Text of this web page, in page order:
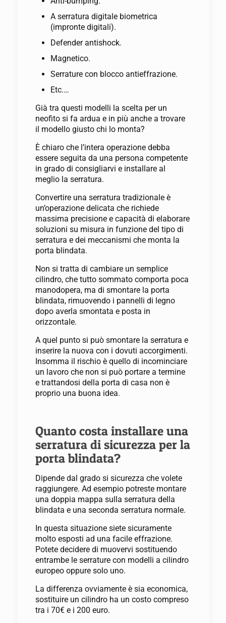
A serratura digitale biometrica
(impronte digitali).
Defender antishock.
Magnetico.
Serrature con blocco antieffrazione.
Etc.…
Già tra questi modelli la scelta per un
neofito si fa ardua e in più anche a trovare
il modello giusto chi lo monta?
È chiaro che l’intera operazione debba
essere seguita da una persona competente
in grado di consigliarvi e installare al
meglio la serratura.
Convertire una serratura tradizionale è
un’operazione delicata che richiede
massima precisione e capacità di elaborare
soluzioni su misura in funzione del tipo di
serratura e dei meccanismi che monta la
porta blindata.
Non si tratta di cambiare un semplice
cilindro, che tutto sommato comporta poca
manodopera, ma di smontare la porta
blindata, rimuovendo i pannelli di legno
dopo averla smontata e posta in
orizzontale.
A quel punto si può smontare la serratura e
inserire la nuova con i dovuti accorgimenti.
Insomma il rischio è quello di incominciare
un lavoro che non si può portare a termine
e trattandosi della porta di casa non è
proprio una buona idea.
Quanto costa installare una
serratura di sicurezza per la
porta blindata?
Dipende dal grado si sicurezza che volete
raggiungere. Ad esempio potreste montare
una doppia mappa sulla serratura della
blindata e una seconda serratura normale.
In questa situazione siete sicuramente
molto esposti ad una facile effrazione.
Potete decidere di muovervi sostituendo
entrambe le serrature con modelli a cilindro
europeo oppure solo uno.
La differenza ovviamente è sia economica,
sostituire un cilindro ha un costo compreso
tra i 70€ e i 200 euro.